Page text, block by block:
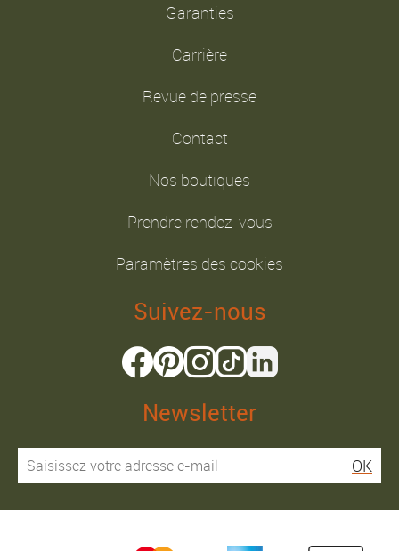
Garanties
Carrière
Revue de presse
Contact
Nos boutiques
Prendre rendez-vous
Paramètres des cookies
Suivez-nous
Newsletter
OK